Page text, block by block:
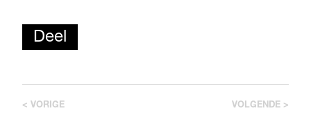
Deel
< VORIGE VOLGENDE >